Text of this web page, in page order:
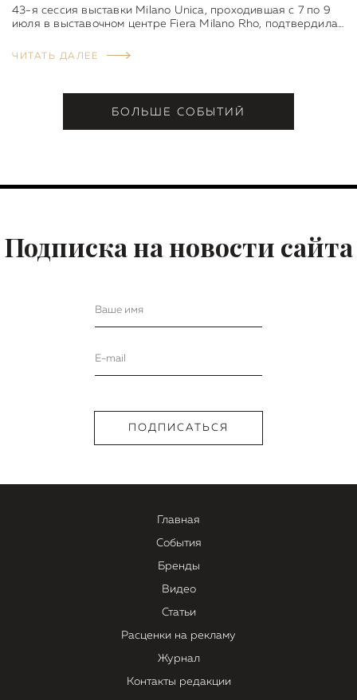
43-я сессия выставки Milano Unica, проходившая с 7 по 9
июля в выставочном центре Fiera Milano Rho, подтвердила…
ЧИТАТЬ ДАЛЕЕ
БОЛЬШЕ СОБЫТИЙ
Подписка на новости сайта
Главная
События
Бренды
Видео
Статьи
Расценки на рекламу
Журнал
Контакты редакции